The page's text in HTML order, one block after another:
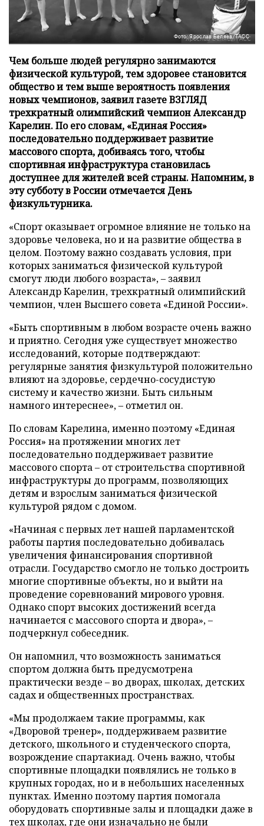
Фото: Ярослав Беляев/ТАСС
Чем больше людей регулярно занимаются
физической культурой, тем здоровее становится
общество и тем выше вероятность появления
новых чемпионов, заявил газете ВЗГЛЯД
трехкратный олимпийский чемпион Александр
Карелин. По его словам, «Единая Россия»
последовательно поддерживает развитие
массового спорта, добиваясь того, чтобы
спортивная инфраструктура становилась
доступнее для жителей всей страны. Напомним, в
эту субботу в России отмечается День
физкультурника.
«Спорт оказывает огромное влияние не только на
здоровье человека, но и на развитие общества в
целом. Поэтому важно создавать условия, при
которых заниматься физической культурой
смогут люди любого возраста», – заявил
Александр Карелин, трехкратный олимпийский
чемпион, член Высшего совета «Единой России».
«Быть спортивным в любом возрасте очень важно
и приятно. Сегодня уже существует множество
исследований, которые подтверждают:
регулярные занятия физкультурой положительно
влияют на здоровье, сердечно-сосудистую
систему и качество жизни. Быть сильным
намного интереснее», – отметил он.
По словам Карелина, именно поэтому «Единая
Россия» на протяжении многих лет
последовательно поддерживает развитие
массового спорта – от строительства спортивной
инфраструктуры до программ, позволяющих
детям и взрослым заниматься физической
культурой рядом с домом.
«Начиная с первых лет нашей парламентской
работы партия последовательно добивалась
увеличения финансирования спортивной
отрасли. Государство смогло не только достроить
многие спортивные объекты, но и выйти на
проведение соревнований мирового уровня.
Однако спорт высоких достижений всегда
начинается с массового спорта и двора», –
подчеркнул собеседник.
Он напомнил, что возможность заниматься
спортом должна быть предусмотрена
практически везде – во дворах, школах, детских
садах и общественных пространствах.
«Мы продолжаем такие программы, как
«Дворовой тренер», поддерживаем развитие
детского, школьного и студенческого спорта,
возрождение спартакиад. Очень важно, чтобы
спортивные площадки появлялись не только в
крупных городах, но и в небольших населенных
пунктах. Именно поэтому партия помогала
оборудовать спортивные залы и площадки даже в
тех школах, где они изначально не были